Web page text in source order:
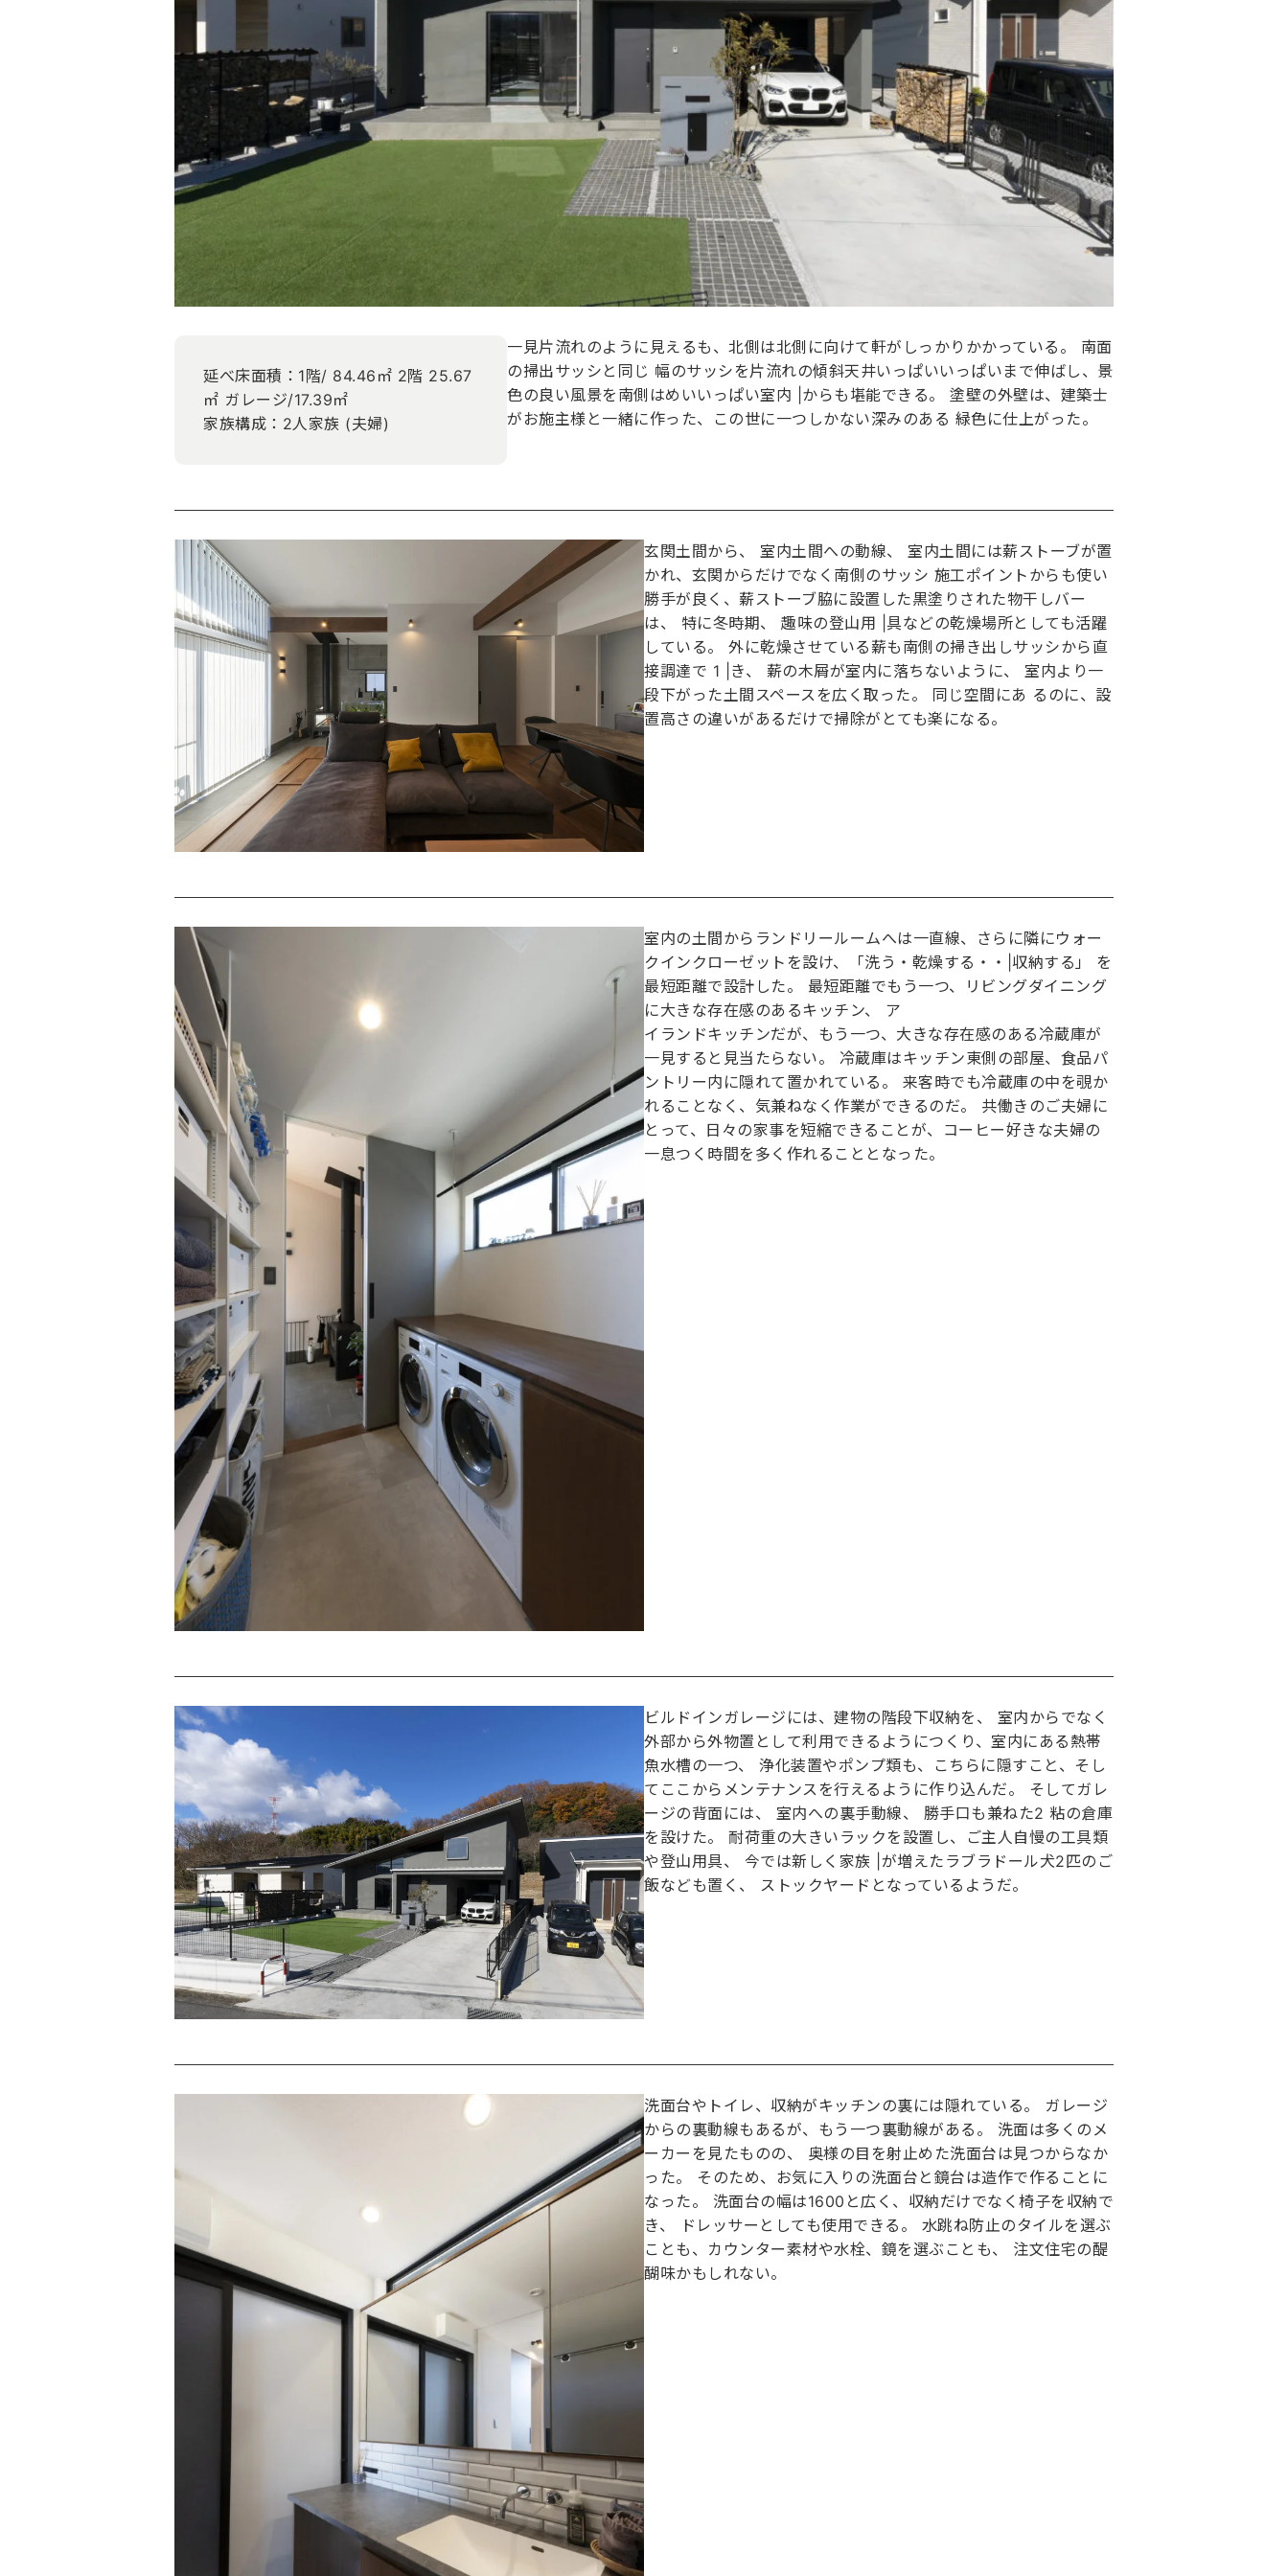
延べ床面積：1階/ 84.46㎡ 2階 25.67
㎡ ガレージ/17.39㎡
家族構成：2人家族 (夫婦)
一見片流れのように見えるも、北側は北側に向けて軒がしっかりかかっている。 南面
の掃出サッシと同じ 幅のサッシを片流れの傾斜天井いっぱいいっぱいまで伸ばし、景
色の良い風景を南側はめいいっぱい室内 |からも堪能できる。 塗壁の外壁は、建築士
がお施主様と一緒に作った、この世に一つしかない深みのある 緑色に仕上がった。
玄関土間から、 室内土間への動線、 室内土間には薪ストーブが置
かれ、玄関からだけでなく南側のサッシ 施工ポイントからも使い
勝手が良く、薪ストーブ脇に設置した黒塗りされた物干しバー
は、 特に冬時期、 趣味の登山用 |具などの乾燥場所としても活躍
している。 外に乾燥させている薪も南側の掃き出しサッシから直
接調達で 1 |き、 薪の木屑が室内に落ちないように、 室内より一
段下がった土間スペースを広く取った。 同じ空間にあ るのに、設
置高さの違いがあるだけで掃除がとても楽になる。
室内の土間からランドリールームへは一直線、さらに隣にウォー
クインクローゼットを設け、「洗う・乾燥する・・|収納する」 を
最短距離で設計した。 最短距離でもう一つ、リビングダイニング
に大きな存在感のあるキッチン、 ア
イランドキッチンだが、もう一つ、大きな存在感のある冷蔵庫が
一見すると見当たらない。 冷蔵庫はキッチン東側の部屋、食品パ
ントリー内に隠れて置かれている。 来客時でも冷蔵庫の中を覗か
れることなく、気兼ねなく作業ができるのだ。 共働きのご夫婦に
とって、日々の家事を短縮できることが、コーヒー好きな夫婦の
一息つく時間を多く作れることとなった。
ビルドインガレージには、建物の階段下収納を、 室内からでなく
外部から外物置として利用できるようにつくり、室内にある熱帯
魚水槽の一つ、 浄化装置やポンプ類も、こちらに隠すこと、そし
てここからメンテナンスを行えるように作り込んだ。 そしてガレ
ージの背面には、 室内への裏手動線、 勝手口も兼ねた2 粘の倉庫
を設けた。 耐荷重の大きいラックを設置し、ご主人自慢の工具類
や登山用具、 今では新しく家族 |が増えたラブラドール犬2匹のご
飯なども置く、 ストックヤードとなっているようだ。
洗面台やトイレ、収納がキッチンの裏には隠れている。 ガレージ
からの裏動線もあるが、もう一つ裏動線がある。 洗面は多くのメ
ーカーを見たものの、 奥様の目を射止めた洗面台は見つからなか
った。 そのため、お気に入りの洗面台と鏡台は造作で作ることに
なった。 洗面台の幅は1600と広く、収納だけでなく椅子を収納で
き、 ドレッサーとしても使用できる。 水跳ね防止のタイルを選ぶ
ことも、カウンター素材や水栓、鏡を選ぶことも、 注文住宅の醍
醐味かもしれない。